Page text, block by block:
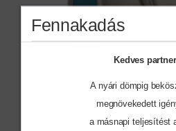
Fennakadás
Kedves
A nyári dömpig
megnövekedett
a másnapi teljesítést